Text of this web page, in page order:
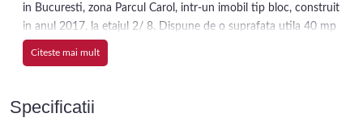
in Bucuresti, zona Parcul Carol, intr-un imobil tip bloc, construit
in anul 2017, la etajul 2/ 8. Dispune de o suprafata utila 40 mp
Alcatuit din: camere -1, bucatarie- 1, bai- 1, balcon- 2
Caracteristici:
-Pereti: vopsea lavabila, faianta
-Podele: parchet, gresie
Citeste mai mult
Specificatii